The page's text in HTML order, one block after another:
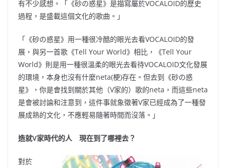
有不少感想。「《砂の惑星》是描寫屬於VOCALOID的歷史
過程，是盛載這個文化的歌曲。」
「《砂の惑星》用一種很冷酷的眼光去看VOCALOID的發
展，與另一首歌《Tell Your World》相比，《Tell Your
World》則是用一種很溫柔的眼光去看待VOCALOID文化發展
的環境，本身也沒有什麼neta(梗)存在。但去到《砂の惑
星》，你是會找到關於其他（V家的）歌的neta，而這些neta
是會被討論和注意到，這件事就象徵著V家已經成為了一種發
展成熟的文化，不應輕易隨著時間而沒落。」
造就V家時代的人 現在到了哪裡去？
對於